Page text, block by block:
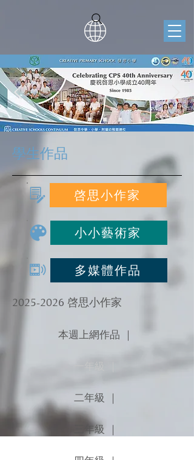
學生作品
啓思小作家
小小藝術家
多媒體作品
2025-2026 啓思小作家
本週上網作品 ｜
二年級 ｜
三年級 ｜